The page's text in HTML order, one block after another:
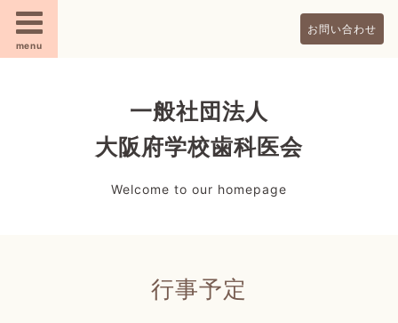
menu
お問い合わせ
一般社団法人
大阪府学校歯科医会
Welcome to our homepage
行事予定